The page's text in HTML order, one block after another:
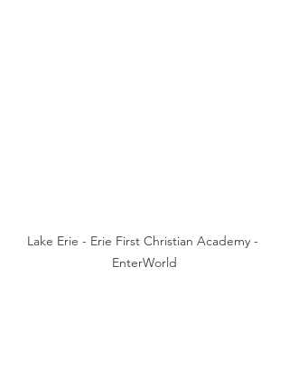
Lake Erie - Erie First Christian Academy -
EnterWorld